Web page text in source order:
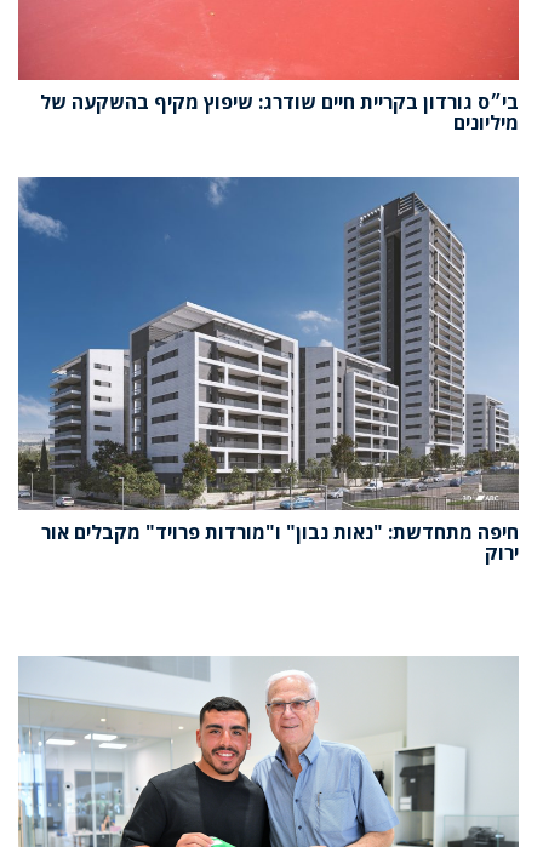
בי״ס גורדון בקריית חיים שודרג: שיפוץ מקיף בהשקעה של
מיליונים
חיפה מתחדשת: "נאות נבון" ו"מורדות פרויד" מקבלים אור
ירוק